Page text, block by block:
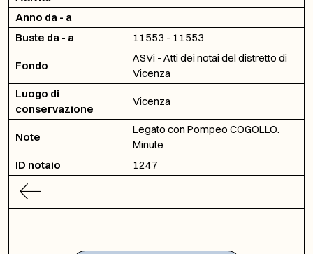
Anno da - a
Buste da - a
11553 - 11553
Fondo
ASVi - Atti dei notai del distretto di
Vicenza
Luogo di
conservazione
Vicenza
Note
Legato con Pompeo COGOLLO.
Minute
ID notaio
1247